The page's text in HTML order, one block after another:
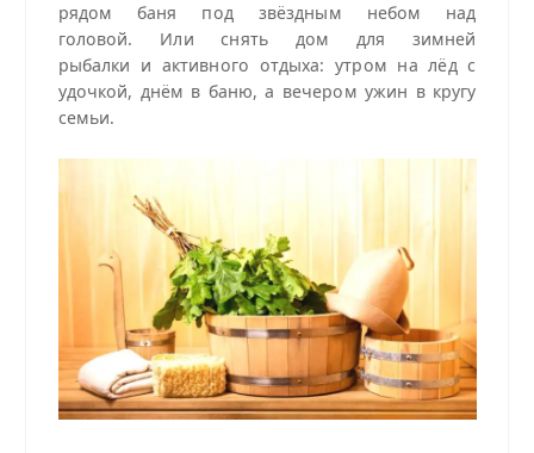
рядом баня под звёздным небом над
головой. Или снять дом для зимней
рыбалки и активного отдыха: утром на лёд с
удочкой, днём в баню, а вечером ужин в кругу
семьи.